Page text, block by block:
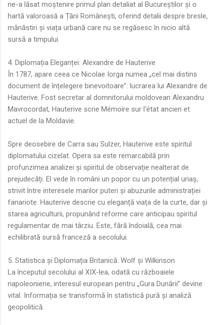
ne-a lăsat moștenire primul plan detaliat al Bucureștilor și o
hartă valoroasă a Țării Românești, oferind detalii despre bresle,
mănăstiri și viața urbană care nu se regăsesc în nicio altă
sursă a timpului.
4. Diplomația Eleganței: Alexandre de Hauterive
În 1787, apare ceea ce Nicolae Iorga numea „cel mai distins
document de înțelegere binevoitoare”: lucrarea lui Alexandre de
Hauterive. Fost secretar al domnitorului moldovean Alexandru
Mavrocordat, Hauterive scrie Mémoire sur l'état ancien et
actuel de la Moldavie.
Spre deosebire de Carra sau Sulzer, Hauterive este spiritul
diplomatului cizelat. Opera sa este remarcabilă prin
profunzimea analizei și spiritul de observație nealterat de
prejudecăți. El vede în români un popor cu un potențial uriaș,
strivit între interesele marilor puteri și abuzurile administrației
fanariote. Hauterive descrie cu eleganță viața de la curte, dar și
starea agriculturii, propunând reforme care anticipau spiritul
regulamentar de mai târziu. Este, fără îndoială, cea mai
echilibrată sursă franceză a secolului.
5. Statistica și Diplomația Britanică: Wolf și Wilkinson
La începutul secolului al XIX-lea, odată cu războaiele
napoleoniene, interesul european pentru „Gura Dunării” devine
vital. Informația se transformă în statistică pură și analiză
geopolitică.